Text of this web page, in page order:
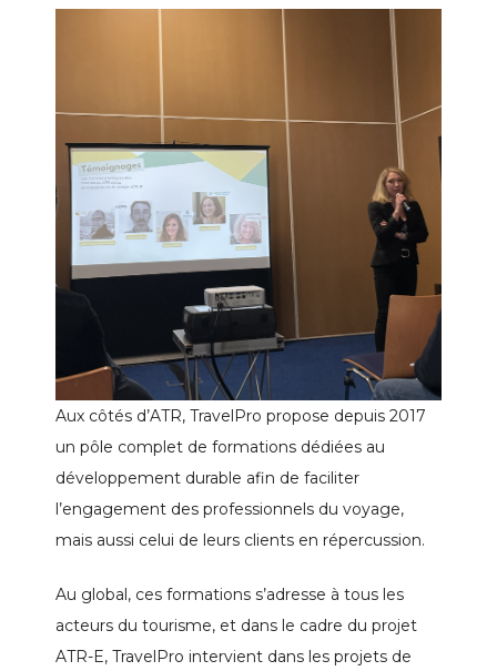
Aux côtés d’ATR, TravelPro propose depuis 2017
un pôle complet de formations dédiées au
développement durable afin de faciliter
l’engagement des professionnels du voyage,
mais aussi celui de leurs clients en répercussion.
Au global, ces formations s’adresse à tous les
acteurs du tourisme, et dans le cadre du projet
ATR-E, TravelPro intervient dans les projets de